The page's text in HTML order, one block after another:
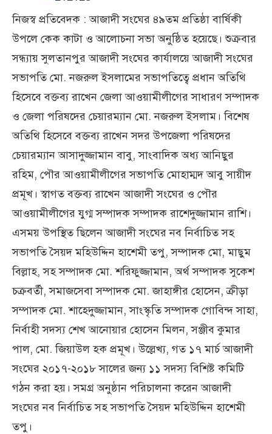
নিজস্ব প্রতিবেদক : আজাদী সংঘের ৪৯তম প্রতিষ্ঠা বার্ষিকী
উপলে কেক কাটা ও আলোচনা সভা অনুষ্ঠিত হয়েছে। শুক্রবার
সন্ধ্যায় সুলতানপুর আজাদী সংঘের কার্যালয়ে আজাদী সংঘের
সভাপতি মো. নজরুল ইসলামের সভাপতিত্বে প্রধান অতিথি
হিসেবে বক্তব্য রাখেন জেলা আওয়ামীলীগের সাধারণ সম্পাদক
ও জেলা পরিষদের চেয়ারম্যান মো. নজরুল ইসলাম। বিশেষ
অতিথি হিসেবে বক্তব্য রাখেন সদর উপজেলা পরিষদের
চেয়ারম্যান আসাদুজ্জামান বাবু, সাংবাদিক অধ্য আনিছুর
রহিম, পৌর আওয়ামীলীগের সভাপতি মোহাম্মদ আবু সায়ীদ
প্রমূখ। স্বাগত বক্তব্য রাখেন আজাদী সংঘের ও পৌর
আওয়ামীলীগের যুগ্ম সম্পাদক সম্পাদক রাশেদুজ্জামান রাশি।
এসময় উপস্থিত ছিলেন আজাদী সংঘের নব নির্বাচিত সহ
সভাপতি সৈয়দ মহিউদ্দিন হাশেমী তপু, সম্পাদক মো, মাছুম
বিল্লাহ, সহ সম্পাদক মো. শরিফুজ্জামান, অর্থ সম্পাদক সুকেশ
চক্রবর্তী, সমাজসেবা সম্পাদক মো. জাহাঙ্গীর হোসেন, ক্রীড়া
সম্পাদক মো. শাহেদুজ্জামান, সাংস্কৃতি সম্পাদক গোবিন্দ সাহা,
নির্বাহী সদস্য শেখ আনোয়ার হোসেন মিলন, সঞ্জীব কুমার
পাল, মো. জিয়াউল হক প্রমূখ। উল্লেখ্য, গত ১৭ মার্চ আজাদী
সংঘের ২০১৭-২০১৮ সালের জন্য ১১ সদস্য বিশিষ্ট কমিটি
গঠন করা হয়। সমগ্র অনুষ্ঠান পরিচালনা করেন আজাদী
সংঘের নব নির্বাচিত সহ সভাপতি সৈয়দ মহিউদ্দিন হাশেমী
তপু।